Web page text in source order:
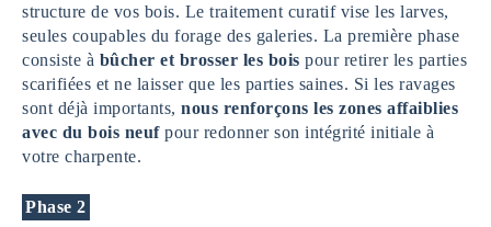
structure de vos bois. Le traitement curatif vise les larves,
seules coupables du forage des galeries. La première phase
consiste à bûcher et brosser les bois pour retirer les parties
scarifiées et ne laisser que les parties saines. Si les ravages
sont déjà importants, nous renforçons les zones affaiblies
avec du bois neufpour redonner son intégrité initiale à
votre charpente.
Phase 2